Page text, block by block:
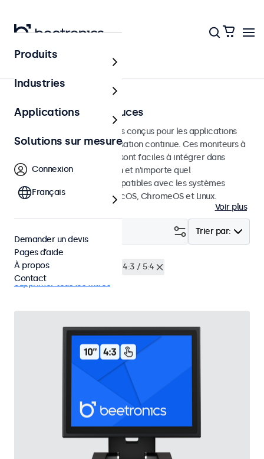
Écrans tactiles
Écrans tactiles 10 pouces
Écrans tactiles de 10 pouces conçus pour les applications
professionnelles et une utilisation continue. Ces moniteurs à
écran tactile de 10 pouces sont faciles à intégrer dans
n'importe quelle application et n'importe quel
environnement et sont compatibles avec les systèmes
d'exploitation Windows, macOS, ChromeOS et Linux.
Voir plus
Trier par:
Écrans tactiles 10 pouces
4:3 / 5:4
Supprimer tous les filtres
Produits
Industries
Applications
Solutions sur mesure
Connexion
Français
Demander un devis
Pages d’aide
À propos
Contact